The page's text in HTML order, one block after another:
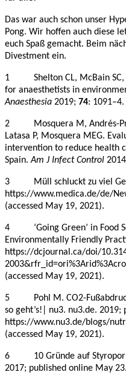
Das war auch schon unser
Pong. Wir hoffen auch diese
euch Spaß gemacht. Beim
Divestment ein.
1 Shelton CL, McBain SC,
for anaesthetists in
Anaesthesia 2019; 74: 1091–4.
2 Mosquera M, Andrés-
Latasa P, Mosquera MEG.
intervention to reduce health
Spain.Am J Infect Control
3 Müll schluckt zu viel
https://www.medica.de/de/
(accessed May 19, 2021).
4 ‘Going Green’ in Food
Environmentally Friendly
https://dcjournal.ca/doi/
(accessed May 19, 2021).
5 Pohl M. CO2-Fußabdruck
so geht’s!| nu3. nu3.de. 2019;
https://www.nu3.de/blogs/
(accessed May 19, 2021).
6 10 Gründe auf Styropor
2017; published online May 23.